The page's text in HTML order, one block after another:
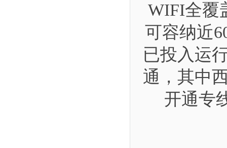
WIFI全覆
可容纳近
已投入运
通，其中
开通专